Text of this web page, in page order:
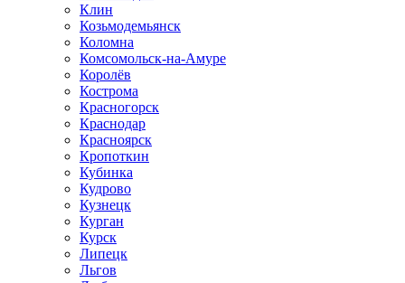
Клин
Козьмодемьянск
Коломна
Комсомольск-на-Амуре
Королёв
Кострома
Красногорск
Краснодар
Красноярск
Кропоткин
Кубинка
Кудрово
Кузнецк
Курган
Курск
Липецк
Льгов